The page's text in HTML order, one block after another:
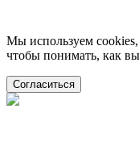
Мы используем
чтобы понимать, как
Согласиться